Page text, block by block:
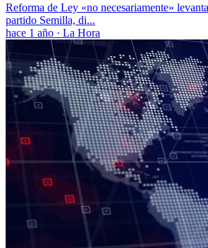
Reforma de Ley «no necesariamente»
partido Semilla, di...
hace 1 año · La Hora